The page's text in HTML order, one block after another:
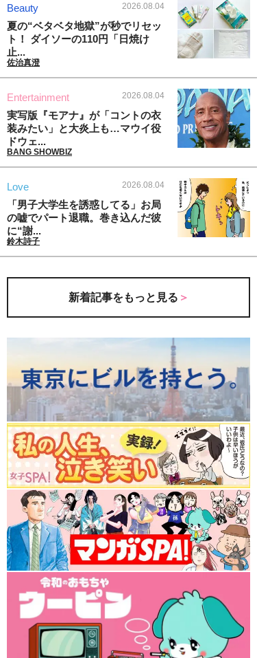
Beauty 2026.08.04
夏の“ベタベタ地獄”が秒でリセッ
ト！ ダイソーの110円「日焼け
止...
佐治真澄
Entertainment 2026.08.04
実写版『モアナ』が「コントの衣
装みたい」と大炎上も…マウイ役
ドウェ...
BANG SHOWBIZ
Love 2026.08.04
「男子大学生を誘惑してる」お局
の嘘でパート退職。巻き込んだ彼
に“謝...
鈴木詩子
新着記事をもっと見る